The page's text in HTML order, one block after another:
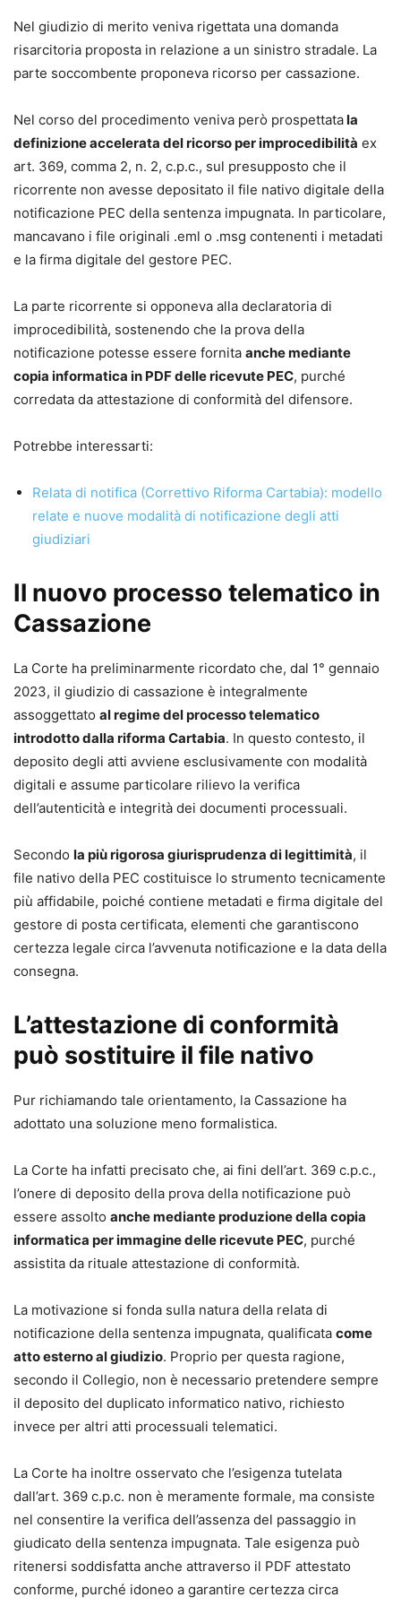
da:
•riferimento normativo puntuale,
•commento operativo,
•preclusioni processuali,
•massime giurisprudenziali di riferimento.
Un supporto concreto per impostare correttamente la
strategia difensiva e redigere atti completi, aggiornati e
conformi alle nuove regole del processo civile.
Il formulario copre in modo sistematico tutte le fasi e i
procedimenti del processo civile, tra cui:
•parti e difensori, mediazione e negoziazione assistita;
•giudizio di primo grado davanti al tribunale e al giudice di
pace;
•controversie di lavoro;
•procedimento di ingiunzione, sfratto e finita locazione;
•procedimenti cautelari e procedimento semplificato di
cognizione;
•separazione, divorzio e cumulo delle domande;
arbitrato e trasferimento del contenzioso in sede
arbitrale.
Punti di forza
Aggiornamento normativo e giurisprudenziale costante
Impostazione pratico-operativa, pensata per l’attività
quotidiana dello studio
•
Formulari commentati e immediatamente utilizzabili
Schemi chiari per orientarsi tra riti, termini e
• Formulario online personalizzabile
, incluso con l’acquisto
Autrice
Lucilla Nigro
Autrice di formulari giuridici, unitamente al padre avv.
Giudice di pace in Agropoli.
Nel giudizio di merito veniva rigettata una domanda
risarcitoria proposta in relazione a un sinistro stradale. La
parte soccombente proponeva ricorso per cassazione.
Nel corso del procedimento veniva però prospettatala
definizione accelerata del ricorso per improcedibilità ex
art. 369, comma 2, n. 2, c.p.c., sul presupposto che il
ricorrente non avesse depositato il file nativo digitale della
notificazione PEC della sentenza impugnata. In particolare,
mancavano i file originali .eml o .msg contenenti i metadati
e la firma digitale del gestore PEC.
La parte ricorrente si opponeva alla declaratoria di
improcedibilità, sostenendo che la prova della
notificazione potesse essere fornita anche mediante
copia informatica in PDF delle ricevute PEC, purché
corredata da attestazione di conformità del difensore.
Potrebbe interessarti:
Relata di notifica (Correttivo Riforma Cartabia): modello
relate e nuove modalità di notificazione degli atti
giudiziari
Il nuovo processo telematico in
Cassazione
La Corte ha preliminarmente ricordato che, dal 1° gennaio
2023, il giudizio di cassazione è integralmente
assoggettato al regime del processo telematico
introdotto dalla riforma Cartabia. In questo contesto, il
deposito degli atti avviene esclusivamente con modalità
digitali e assume particolare rilievo la verifica
dell’autenticità e integrità dei documenti processuali.
Secondo la più rigorosa giurisprudenza di legittimità, il
file nativo della PEC costituisce lo strumento tecnicamente
più affidabile, poiché contiene metadati e firma digitale del
gestore di posta certificata, elementi che garantiscono
certezza legale circa l’avvenuta notificazione e la data della
consegna.
L’attestazione di conformità
può sostituire il file nativo
Pur richiamando tale orientamento, la Cassazione ha
adottato una soluzione meno formalistica.
La Corte ha infatti precisato che, ai fini dell’art. 369 c.p.c.,
l’onere di deposito della prova della notificazione può
essere assolto anche mediante produzione della copia
informatica per immagine delle ricevute PEC, purché
assistita da rituale attestazione di conformità.
La motivazione si fonda sulla natura della relata di
notificazione della sentenza impugnata, qualificata come
atto esterno al giudizio. Proprio per questa ragione,
secondo il Collegio, non è necessario pretendere sempre
il deposito del duplicato informatico nativo, richiesto
invece per altri atti processuali telematici.
La Corte ha inoltre osservato che l’esigenza tutelata
dall’art. 369 c.p.c. non è meramente formale, ma consiste
nel consentire la verifica dell’assenza del passaggio in
giudicato della sentenza impugnata. Tale esigenza può
ritenersi soddisfatta anche attraverso il PDF attestato
conforme, purché idoneo a garantire certezza circa